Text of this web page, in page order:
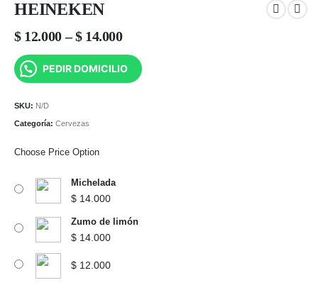
HEINEKEN
$12.000 – $14.000Price
$ 12.000
through
PEDIR DOMICILIO
SKU: N/D
Categoría: Cervezas
Choose Price Option
Michelada
$ 14.000
Zumo de limón
$ 14.000
$ 12.000